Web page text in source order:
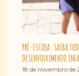
PRÉ-ESCOLA: SAIBA
DESENVOLVIMENTO
18 de novembro de